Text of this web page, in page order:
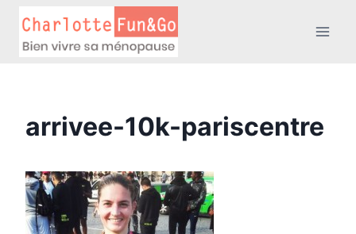
contenu
arrivee-10k-pariscentre